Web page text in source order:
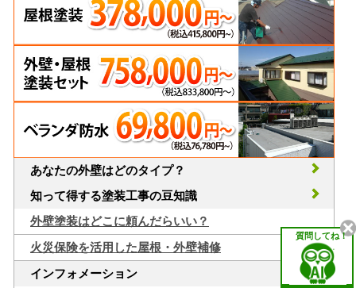
あなたの外壁はどのタイプ？
知って得する塗装工事の豆知識
外壁塗装はどこに頼んだらいい？
火災保険を活用した屋根・外壁補修
インフォメーション
質問してね！